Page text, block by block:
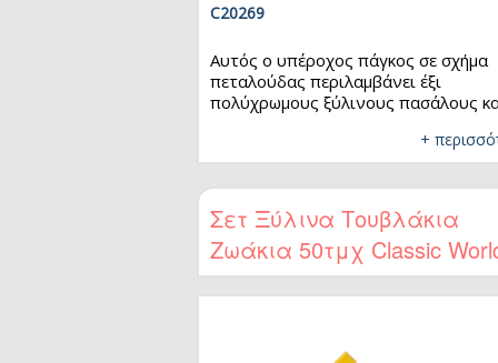
C20269
Αυτός ο υπέροχος πάγκος σε σχήμα
πεταλούδας περιλαμβάνει έξι
πολύχρωμους ξύλινους πασάλους
λουλουδιού. Τα παιδιά μπορούν
να χτυπήσουν τους πασάλους,
απολαμβάνοντας το διασκεδαστικό
παιχνίδι ρυθμού, ενώ παράλληλα
αναπτύσσουν τον συντονισμό
ματιού και τις λεπτές κινητικές τους
δεξιότητες.
+
Σετ Ξύλινα Τουβλάκια
Ζωάκια 50τμχ Classic